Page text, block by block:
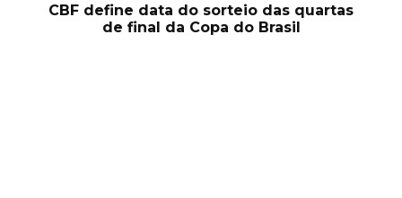
CBF define data do sorteio das quartas
de final da Copa do Brasil